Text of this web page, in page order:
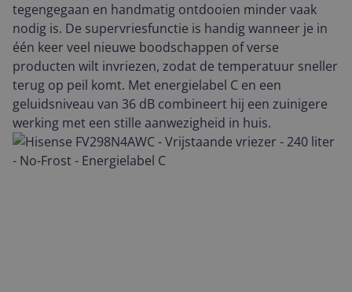
tegengegaan en handmatig ontdooien minder vaak
nodig is. De supervriesfunctie is handig wanneer je in
één keer veel nieuwe boodschappen of verse
producten wilt invriezen, zodat de temperatuur sneller
terug op peil komt. Met energielabel C en een
geluidsniveau van 36 dB combineert hij een zuinigere
werking met een stille aanwezigheid in huis.